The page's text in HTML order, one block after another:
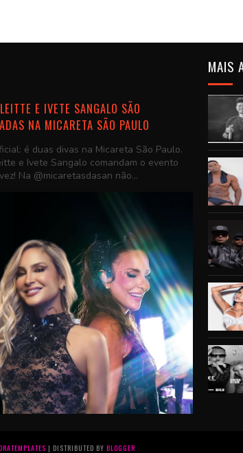
E IVETE SANGALO SÃO
NA MICARETA SÃO PAULO
é duas divas na Micareta São Paulo.
e Ivete Sangalo comandam o evento
Na @micaretasdasan não...
MAIS
| DISTRIBUTED BY BLOGGER